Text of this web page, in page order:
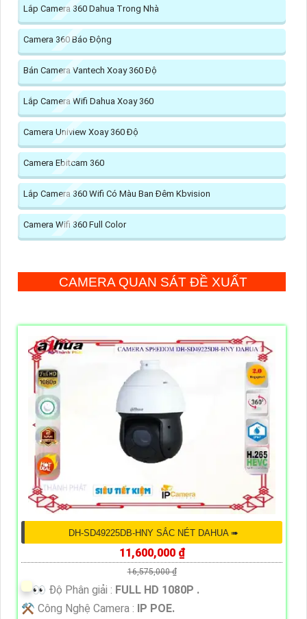
Lắp Camera 360 Dahua Trong Nhà
Camera 360 Báo Động
Bán Camera Vantech Xoay 360 Độ
Lắp Camera Wifi Dahua Xoay 360
Camera Uniview Xoay 360 Độ
Camera Ebitcam 360
Lắp Camera 360 Wifi Có Màu Ban Đêm Kbvision
Camera Wifi 360 Full Color
CAMERA QUAN SÁT ĐỀ XUẤT
DH-SD49225DB-HNY SẮC NÉT DAHUA ➠
11,600,000 ₫
16,575,000 ₫
️👀 Độ Phân giải : FULL HD 1080P .
⚒ Công Nghệ Camera : IP POE.